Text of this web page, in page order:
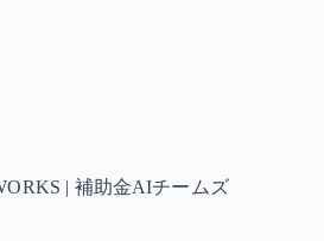
| 補助金AIチームズ